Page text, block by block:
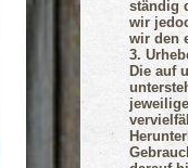
ständig
wir
wir den
3.
Die auf